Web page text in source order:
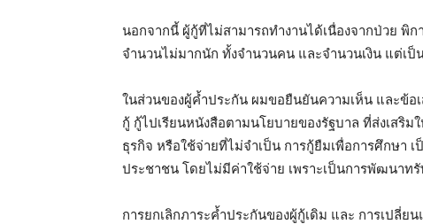
นอกจากนี้ ผู้กู้ที่ไม่สามารถทำงานได้เนื่องจากป่วย พิ
จำนวนไม่มากนัก ทั้งจำนวนคน และจำนวนเงิน แต่เป็
ในส่วนของผู้ค้ำประกัน ผมขอยืนยันความเห็น และข้อ
กู้ กู้ไปเรียนหนังสือตามนโยบายของรัฐบาล ที่ส่งเส
ธุรกิจ หรือใช้จ่ายที่ไม่จำเป็น การกู้ยืมเพื่อการศึกษา
ประชาชน โดยไม่มีค่าใช้จ่าย เพราะเป็นการพัฒนาท
การยกเลิกภาระค้ำประกันของผู้กู้เดิม และ การเปลี่